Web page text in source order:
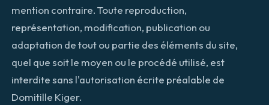
mention contraire. Toute reproduction,
représentation, modification, publication ou
adaptation de tout ou partie des éléments du site,
quel que soit le moyen ou le procédé utilisé, est
interdite sans l'autorisation écrite préalable de
Domitille Kiger.